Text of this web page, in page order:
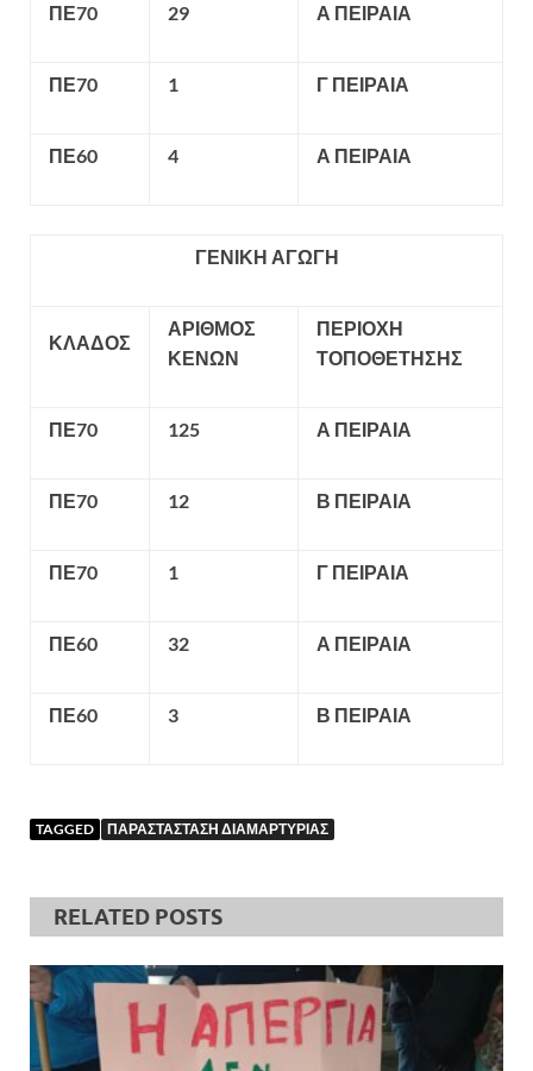
ΠΕ70 29 Α ΠΕΙΡΑΙΑ
ΠΕ70 1 Γ ΠΕΙΡΑΙΑ
ΠΕ60 4 Α ΠΕΙΡΑΙΑ
ΓΕΝΙΚΗ ΑΓΩΓΗ
ΚΛΑΔΟΣ
ΑΡΙΘΜΟΣ
ΚΕΝΩΝ
ΠΕΡΙΟΧΗ
ΤΟΠΟΘΕΤΗΣΗΣ
ΠΕ70 125 Α ΠΕΙΡΑΙΑ
ΠΕ70 12 Β ΠΕΙΡΑΙΑ
ΠΕ70 1 Γ ΠΕΙΡΑΙΑ
ΠΕ60 32 Α ΠΕΙΡΑΙΑ
ΠΕ60 3 Β ΠΕΙΡΑΙΑ
TAGGED ΠΑΡΑΣΤΑΣΤΑΣΗ ΔΙΑΜΑΡΤΥΡΙΑΣ
RELATED POSTS